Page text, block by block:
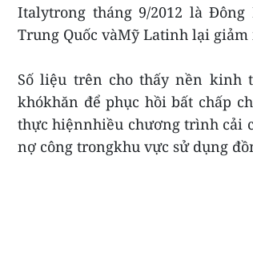
Italytrong tháng 9/2012 là
Trung Quốc vàMỹ Latinh lại giảm
Số liệu trên cho thấy nền kinh
khókhăn để phục hồi bất chấp
thực hiệnnhiều chương trình cải
nợ công trongkhu vực sử dụng